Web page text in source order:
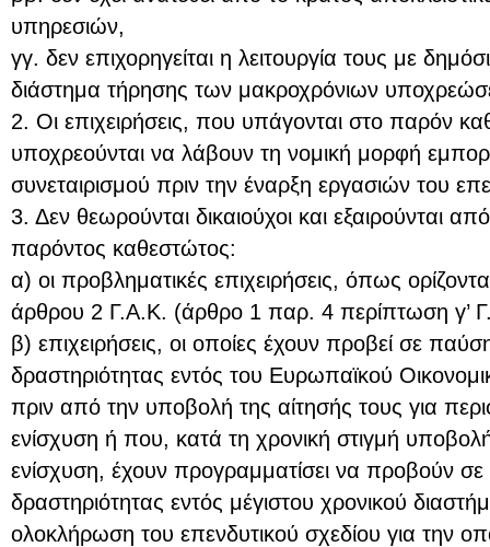
υπηρεσιών,
γγ. δεν επιχορηγείται η λειτουργία τους με
διάστημα τήρησης των μακροχρόνιων
2. Οι επιχειρήσεις, που υπάγονται στο παρόν
υποχρεούνται να λάβουν τη νομική μορφή
συνεταιρισμού πριν την έναρξη εργασιών του
3. Δεν θεωρούνται δικαιούχοι και εξαιρούνται
παρόντος καθεστώτος:
α) οι προβληματικές επιχειρήσεις, όπως
άρθρου 2 Γ.Α.Κ. (άρθρο 1 παρ. 4 περίπτωση γ’
β) επιχειρήσεις, οι οποίες έχουν προβεί σε
δραστηριότητας εντός του Ευρωπαϊκού
πριν από την υποβολή της αίτησής τους για
ενίσχυση ή που, κατά τη χρονική στιγμή
ενίσχυση, έχουν προγραμματίσει να προβούν
δραστηριότητας εντός μέγιστου χρονικού
ολοκλήρωση του επενδυτικού σχεδίου για την